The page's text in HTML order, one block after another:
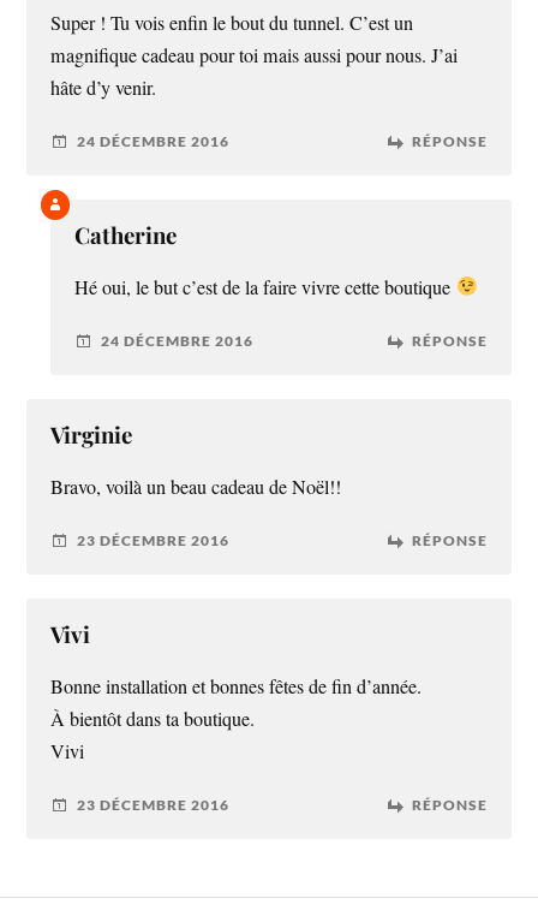
Super ! Tu vois enfin le bout du tunnel. C’est un
magnifique cadeau pour toi mais aussi pour nous. J’ai
hâte d’y venir.
24 DÉCEMBRE 2016 RÉPONSE
Catherine
Hé oui, le but c’est de la faire vivre cette boutique
24 DÉCEMBRE 2016 RÉPONSE
Virginie
Bravo, voilà un beau cadeau de Noël!!
23 DÉCEMBRE 2016 RÉPONSE
Vivi
Bonne installation et bonnes fêtes de fin d’année.
À bientôt dans ta boutique.
Vivi
23 DÉCEMBRE 2016 RÉPONSE